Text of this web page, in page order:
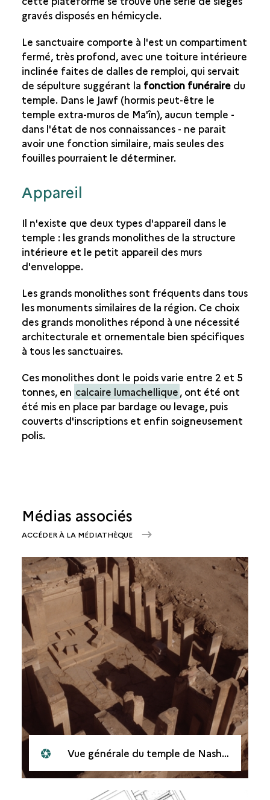
gravés disposés en hémicycle.
Le sanctuaire comporte à l'est un compartiment
fermé, très profond, avec une toiture intérieure
inclinée faites de dalles de remploi, qui servait
de sépulture suggérant la fonction funérairedu
temple. Dans le Jawf (hormis peut-être le
temple extra-muros de Ma'în), aucun temple -
dans l'état de nos connaissances - ne parait
avoir une fonction similaire, mais seules des
fouilles pourraient le déterminer.
Appareil
Il n'existe que deux types d'appareil dans le
temple : les grands monolithes de la structure
intérieure et le petit appareil des murs
d'enveloppe.
Les grands monolithes sont fréquents dans tous
les monuments similaires de la région. Ce choix
des grands monolithes répond à une nécessité
architecturale et ornementale bien spécifiques
à tous les sanctuaires.
Ces monolithes dont le poids varie entre 2 et 5
tonnes, en calcaire lumachellique, ont été ont
été mis en place par bardage ou levage, puis
couverts d'inscriptions et enfin soigneusement
polis.
Médias associés
ACCÉDER À LA MÉDIATHÈQUE
Vue générale du temple de Nashshân (moderne: as-Sawdâ')